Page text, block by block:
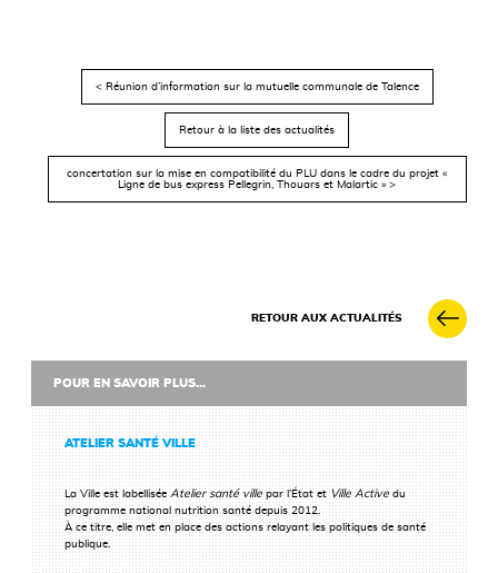
< Réunion d’information sur la mutuelle communale de Talence
Retour à la liste des actualités
concertation sur la mise en compatibilité du PLU dans le cadre du projet «
Ligne de bus express Pellegrin, Thouars et Malartic » >
RETOUR AUX ACTUALITÉS
POUR EN SAVOIR PLUS...
ATELIER SANTÉ VILLE
La Ville est labelliséeAtelier santé villepar l’État et Ville Activedu
programme national nutrition santé depuis 2012.
À ce titre, elle met en place des actions relayant les politiques de santé
publique.